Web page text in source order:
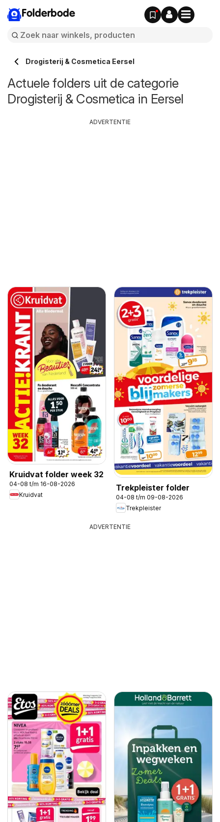
Folderbode
Drogisterij & Cosmetica Eersel
Actuele folders uit de categorie
Drogisterij & Cosmetica in Eersel
Kruidvat folder week 32
04-08 t/m 16-08-2026
Kruidvat
Trekpleister folder
04-08 t/m 09-08-2026
Trekpleister
ADVERTENTIE
ADVERTENTIE